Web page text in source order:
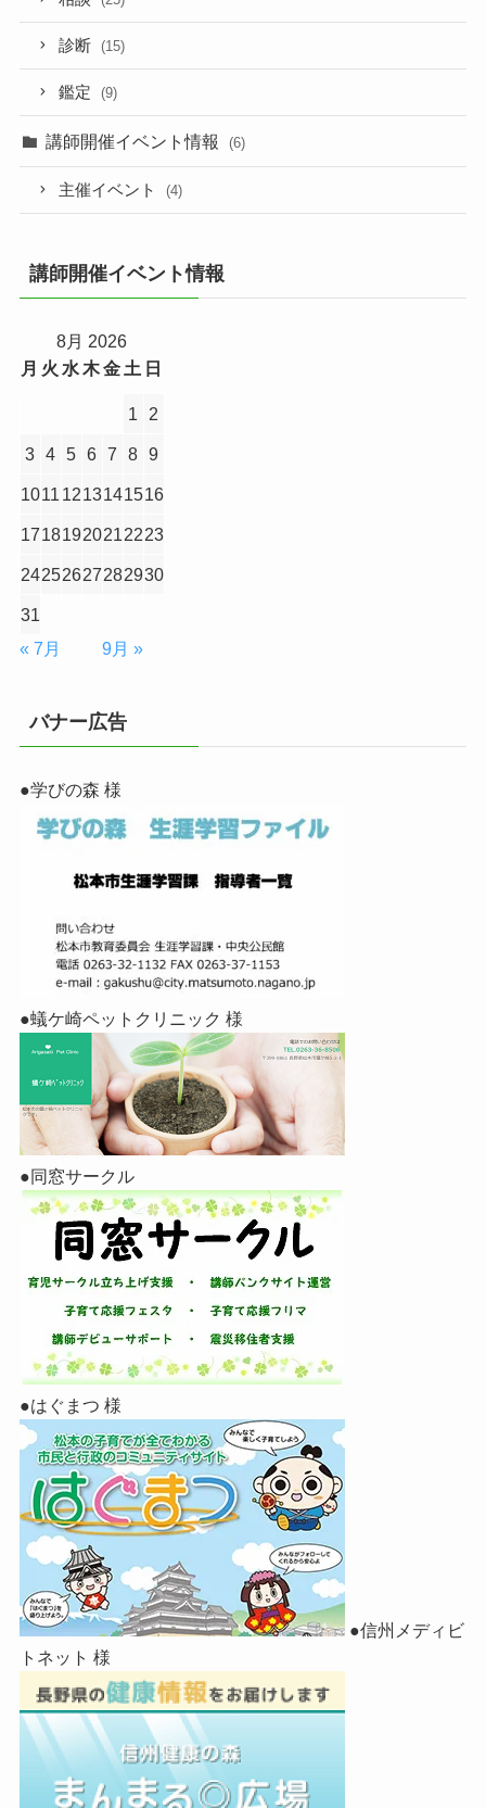
診断 (15)
鑑定 (9)
講師開催イベント情報 (6)
主催イベント (4)
講師開催イベント情報
8月 2026
月 火 水 木金 土 日
1 2
3 4 5 6 7 8 9
1011 1213141516
1718192021 2223
24252627282930
31
« 7月
9月 »
バナー広告
●学びの森 様
●蟻ケ崎ペットクリニック 様
●同窓サークル
●はぐまつ 様
●信州メディビ
トネット 様